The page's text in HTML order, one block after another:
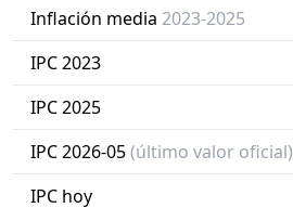
Inflación media 2023-2025
IPC 2023
IPC 2025
IPC 2026-05(último valor oficial)
IPC hoy